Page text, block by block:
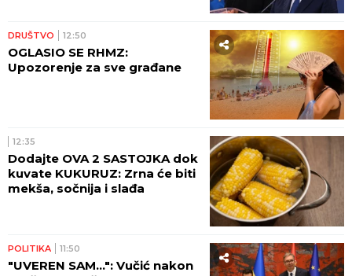
DRUŠTVO 12:50
OGLASIO SE RHMZ:
Upozorenje za sve građane
12:35
Dodajte OVA 2 SASTOJKA dok
kuvate KUKURUZ: Zrna će biti
mekša, sočnija i slađa
POLITIKA 11:50
"UVEREN SAM...": Vučić nakon